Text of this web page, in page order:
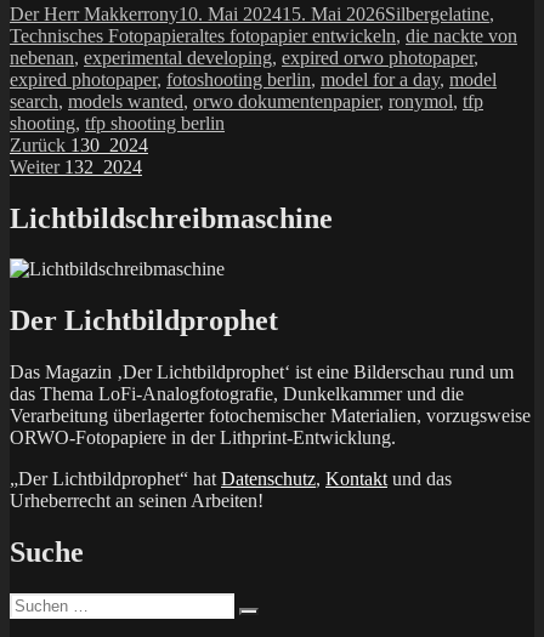
Autor
Der Herr MakkerronyVeröffentlicht
am
10. Mai 202415. Mai 2026Kategorien
Silbergelatine,
Technisches FotopapierSchlagwörter
altes fotopapier entwickeln, die nackte von
nebenan, experimental developing, expired orwo photopaper,
expired photopaper, fotoshooting berlin, model for a day, model
search, models wanted, orwo dokumentenpapier, ronymol, tfp
shooting, tfp shooting berlin
Beitragsnavigation
Zurück Vorheriger
Beitrag:
130_2024
Weiter Nächster
132_2024
Lichtbildschreibmaschine
Der Lichtbildprophet
Das Magazin ‚Der Lichtbildprophet‘ ist eine Bilderschau rund um
das Thema LoFi-Analogfotografie, Dunkelkammer und die
Verarbeitung überlagerter fotochemischer Materialien, vorzugsweise
ORWO-Fotopapiere in der Lithprint-Entwicklung.
„Der Lichtbildprophet“ hat Datenschutz, Kontakt und das
Urheberrecht an seinen Arbeiten!
Suche
Suchen
nach: